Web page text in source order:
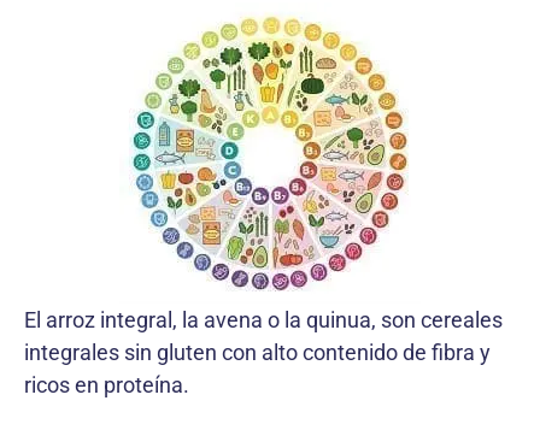
El arroz integral, la avena o la quinua, son cereales
integrales sin gluten con alto contenido de fibra y
ricos en proteína.